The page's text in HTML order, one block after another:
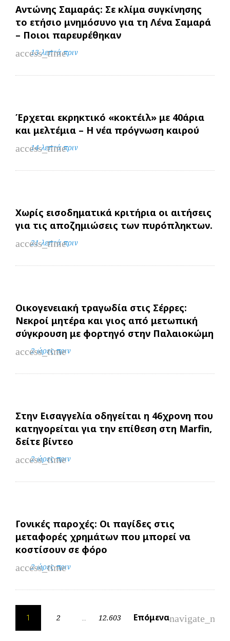
Αντώνης Σαμαράς: Σε κλίμα συγκίνησης
το ετήσιο μνημόσυνο για τη Λένα Σαμαρά
– Ποιοι παρευρέθηκαν
access_time
13 λεπτά πριν
Έρχεται εκρηκτικό «κοκτέιλ» με 40άρια
και μελτέμια – Η νέα πρόγνωση καιρού
access_time
14 λεπτά πριν
Χωρίς εισοδηματικά κριτήρια οι αιτήσεις
για τις αποζημιώσεις των πυρόπληκτων.
access_time
21 λεπτά πριν
Οικογενειακή τραγωδία στις Σέρρες:
Νεκροί μητέρα και γιος από μετωπική
σύγκρουση με φορτηγό στην Παλαιοκώμη
access_time
2 ώρες πριν
Στην Εισαγγελία οδηγείται η 46χρονη που
κατηγορείται για την επίθεση στη Marfin,
δείτε βίντεο
access_time
2 ώρες πριν
Γονικές παροχές: Οι παγίδες στις
μεταφορές χρημάτων που μπορεί να
κοστίσουν σε φόρο
access_time
2 ώρες πριν
Πλοήγηση
άρθρων
1 2 … 12.603 Επόμεναnavigate_next